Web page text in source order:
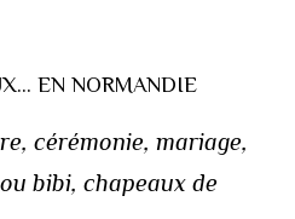
EN NORMANDIE
cérémonie, mariage,
bibi, chapeaux de